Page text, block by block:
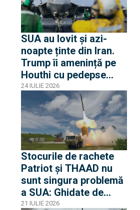
SUA au lovit și azi-
noapte ținte din Iran.
Trump îi amenință pe
Houthi cu pedepse
militare severe.
Situația în regiune e
"scăpată de sub
control", spune ONU
24 IULIE 2026
Stocurile de rachete
Patriot și THAAD nu
sunt singura problemă
a SUA: Ghidate de
sateliți chinezi,
21 IULIE 2026